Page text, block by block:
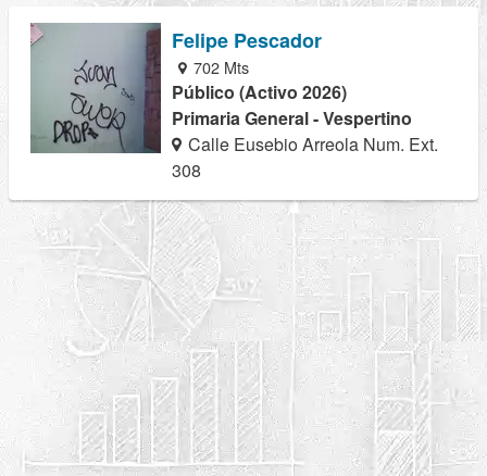
Felipe Pescador
702 Mts
Público (Activo 2026)
Primaria General - Vespertino
Calle Eusebio Arreola Num. Ext.
308